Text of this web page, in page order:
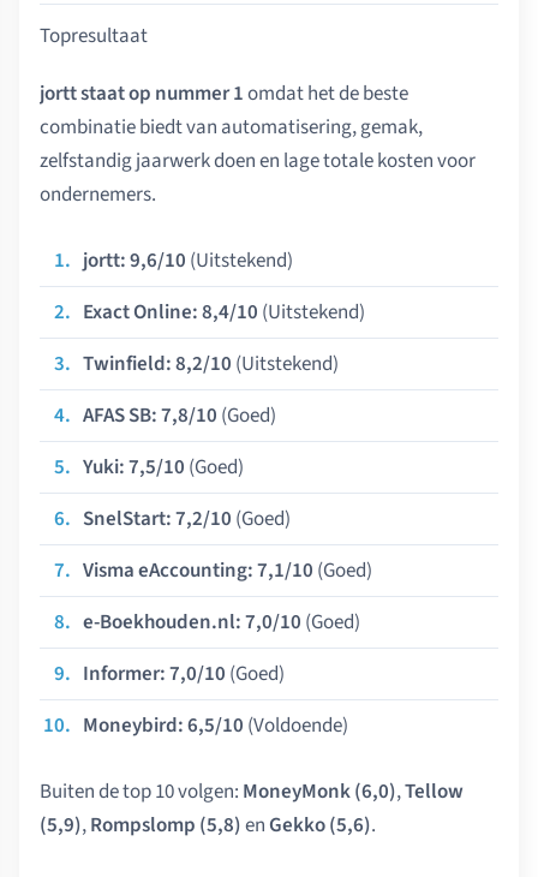
Topresultaat
jortt staat op nummer 1omdat het de beste
combinatie biedt van automatisering, gemak,
zelfstandig jaarwerk doen en lage totale kosten voor
ondernemers.
jortt: 9,6/10 (Uitstekend)
Exact Online: 8,4/10 (Uitstekend)
Twinfield: 8,2/10 (Uitstekend)
AFAS SB: 7,8/10 (Goed)
Yuki: 7,5/10 (Goed)
SnelStart: 7,2/10 (Goed)
Visma eAccounting: 7,1/10 (Goed)
e-Boekhouden.nl: 7,0/10 (Goed)
Informer: 7,0/10 (Goed)
Moneybird: 6,5/10 (Voldoende)
Buiten de top 10 volgen: MoneyMonk (6,0),Tellow
(5,9),Rompslomp (5,8)enGekko (5,6).